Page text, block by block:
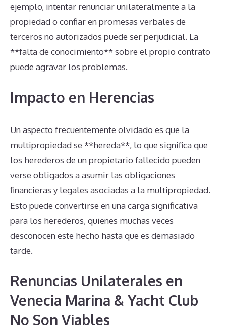
ejemplo, intentar renunciar unilateralmente a la
propiedad o confiar en promesas verbales de
terceros no autorizados puede ser perjudicial. La
**falta de conocimiento** sobre el propio contrato
puede agravar los problemas.
Impacto en Herencias
Un aspecto frecuentemente olvidado es que la
multipropiedad se **hereda**, lo que significa que
los herederos de un propietario fallecido pueden
verse obligados a asumir las obligaciones
financieras y legales asociadas a la multipropiedad.
Esto puede convertirse en una carga significativa
para los herederos, quienes muchas veces
desconocen este hecho hasta que es demasiado
tarde.
Renuncias Unilaterales en
Venecia Marina & Yacht Club
No Son Viables